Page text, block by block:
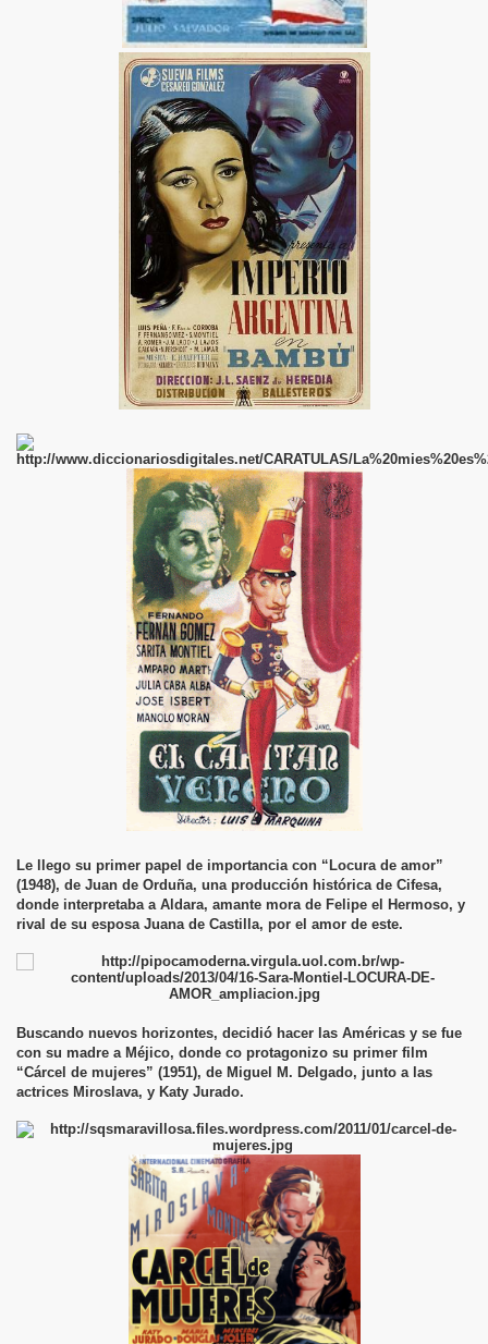
Le llego su primer papel de importancia con “Locura de amor”
(1948), de Juan de Orduña, una producción histórica de Cifesa,
donde interpretaba a Aldara, amante mora de Felipe el Hermoso, y
rival de su esposa Juana de Castilla, por el amor de este.
Buscando nuevos horizontes, decidió hacer las Américas y se fue
con su madre a Méjico, donde co protagonizo su primer film
“Cárcel de mujeres” (1951), de Miguel M. Delgado, junto a las
actrices Miroslava, y Katy Jurado.